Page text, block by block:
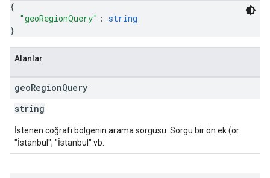
{
"geoRegionQuery" : string
}
Alanlar
geoRegionQuery
string
İstenen coğrafi bölgenin arama sorgusu. Sorgu bir ön ek (ör.
"İstanbul", "İstanbul" vb.